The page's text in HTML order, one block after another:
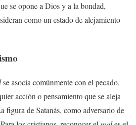
se opone a Dios y a la bondad,
como un estado de alejamiento
se asocia comúnmente con el pecado,
acción o pensamiento que se aleja
figura de Satanás, como adversario de